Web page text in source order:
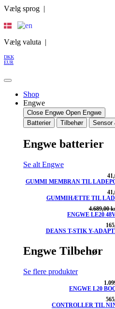
Vælg sprog |
Vælg valuta |
DKK
EUR
Shop
Engwe
Close Engwe Open Engwe
Batterier
Tilbehør Sensor
Engwe batterier
Se alt Engwe
GUMMI MEMBRAN TIL
GUMMIHÆTTE TIL
4.689,00
ENGWE LE20
DEANS T-STIK Y-
Engwe Tilbehør
Se flere produkter
ENGWE L20
CONTROLLER TIL